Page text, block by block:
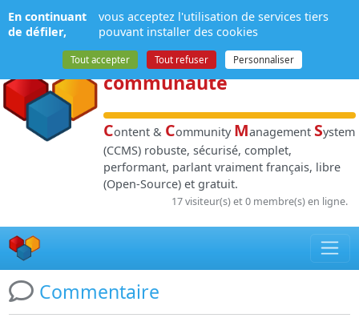
NPDS:Gestion de
contenuet de
communauté
Content & Community Management System
(CCMS) robuste, sécurisé, complet,
performant, parlant vraiment français, libre
(Open-Source) et gratuit.
17 visiteur(s) et 0 membre(s) en ligne.
Commentaire
Panneau de gestion des cookies
En continuant
de défiler,
vous acceptez l'utilisation de services tiers
pouvant installer des cookies
Tout accepter Tout refuser Personnaliser